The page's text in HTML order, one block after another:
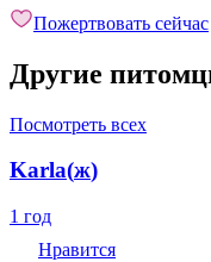
Пожертвовать сейчас
Другие
Посмотреть всех
Karla(ж)
1 год
Нравится